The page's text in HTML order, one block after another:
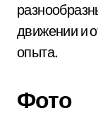
движении и
опыта.
Фото